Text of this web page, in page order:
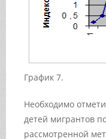
График 7.
Необходимо
детей мигрантов
рассмотренной